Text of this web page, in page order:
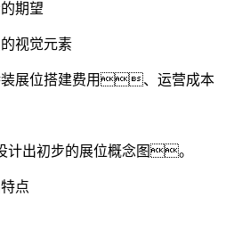
期望
视觉元素
位搭建费用、运营成本
出初步的展位概念图。
点